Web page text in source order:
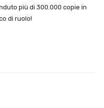
più di 300.000 copie in
di ruolo!